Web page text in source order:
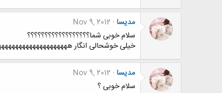
مدیسا Nov 9, 2012
سلام خوبی شما؟؟؟؟؟؟؟؟؟؟؟؟؟؟؟؟؟؟
خیلی خوشحالی انگار
مدیسا Nov 9, 2012
سلام خوبی ؟